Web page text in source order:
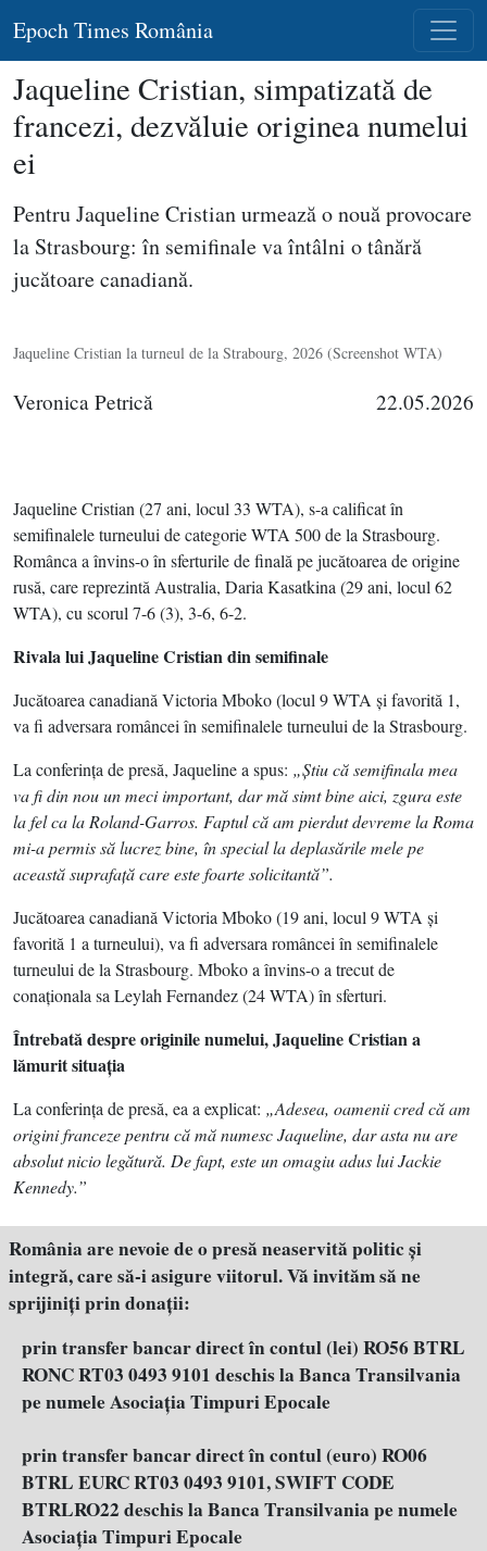
Epoch Times România
Jaqueline Cristian, simpatizată de
francezi, dezvăluie originea numelui
ei
Pentru Jaqueline Cristian urmează o nouă provocare
la Strasbourg: în semifinale va întâlni o tânără
jucătoare canadiană.
Jaqueline Cristian la turneul de la Strabourg, 2026 (Screenshot WTA)
Veronica Petrică 22.05.2026
Jaqueline Cristian (27 ani, locul 33 WTA), s-a calificat în
semifinalele turneului de categorie WTA 500 de la Strasbourg.
Românca a învins-o în sferturile de finală pe jucătoarea de origine
rusă, care reprezintă Australia, Daria Kasatkina (29 ani, locul 62
WTA), cu scorul 7-6 (3), 3-6, 6-2.
Rivala lui Jaqueline Cristian din semifinale
Jucătoarea canadiană Victoria Mboko (locul 9 WTA şi favorită 1,
va fi adversara româncei în semifinalele turneului de la Strasbourg.
La conferinţa de presă, Jaqueline a spus: „Ştiu că semifinala mea
va fi din nou un meci important, dar mă simt bine aici, zgura este
la fel ca la Roland-Garros. Faptul că am pierdut devreme la Roma
mi-a permis să lucrez bine, în special la deplasările mele pe
această suprafaţă care este foarte solicitantă”.
Jucătoarea canadiană Victoria Mboko (19 ani, locul 9 WTA şi
favorită 1 a turneului), va fi adversara româncei în semifinalele
turneului de la Strasbourg. Mboko a învins-o a trecut de
conaţionala sa Leylah Fernandez (24 WTA) în sferturi.
Întrebată despre originile numelui, Jaqueline Cristian a
lămurit situaţia
La conferinţa de presă, ea a explicat: „Adesea, oamenii cred că am
origini franceze pentru că mă numesc Jaqueline, dar asta nu are
absolut nicio legătură. De fapt, este un omagiu adus lui Jackie
Kennedy.”
România are nevoie de o presă neaservită politic şi
integră, care să-i asigure viitorul. Vă invităm să ne
sprijiniţi prin donaţii:
prin transfer bancar direct în contul (lei) RO56 BTRL
RONC RT03 0493 9101 deschis la Banca Transilvania
pe numele Asociația Timpuri Epocale
prin transfer bancar direct în contul (euro) RO06
BTRL EURC RT03 0493 9101, SWIFT CODE
BTRLRO22 deschis la Banca Transilvania pe numele
Asociația Timpuri Epocale